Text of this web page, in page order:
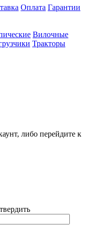
Оплата Гарантии
Вилочные
Тракторы
либо перейдите к